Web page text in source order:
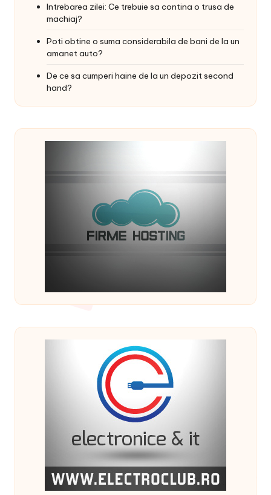
Intrebarea zilei: Ce trebuie sa contina o trusa de
machiaj?
Poti obtine o suma considerabila de bani de la un
amanet auto?
De ce sa cumperi haine de la un depozit second
hand?